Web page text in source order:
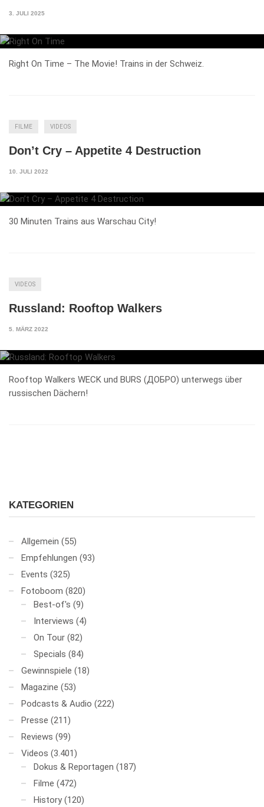
3. JULI 2025
Right On Time – The Movie! Trains in der Schweiz.
FILME VIDEOS
Don’t Cry – Appetite 4 Destruction
10. JULI 2022
30 Minuten Trains aus Warschau City!
VIDEOS
Russland: Rooftop Walkers
5. MÄRZ 2022
Rooftop Walkers WECK und BURS (ДОБРО) unterwegs über
russischen Dächern!
KATEGORIEN
Allgemein (55)
Empfehlungen (93)
Events (325)
Fotoboom (820)
Best-of's (9)
Interviews (4)
On Tour (82)
Specials (84)
Gewinnspiele (18)
Magazine (53)
Podcasts & Audio (222)
Presse (211)
Reviews (99)
Videos (3.401)
Dokus & Reportagen (187)
Filme (472)
History (120)